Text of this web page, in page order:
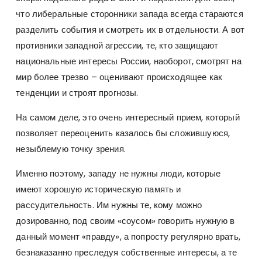
что либеральные сторонники запада всегда стараются
разделить события и смотреть их в отдельности. А вот
противники западной агрессии, те, кто защищают
национальные интересы России, наоборот, смотрят на
мир более трезво – оценивают происходящее как
тенденции и строят прогнозы.
На самом деле, это очень интересный прием, который
позволяет переоценить казалось бы сложившуюся,
незыблемую точку зрения.
Именно поэтому, западу не нужны люди, которые
имеют хорошую историческую память и
рассудительность. Им нужны те, кому можно
дозированно, под своим «соусом» говорить нужную в
данный момент «правду», а попросту регулярно врать,
безнаказанно преследуя собственные интересы, а те